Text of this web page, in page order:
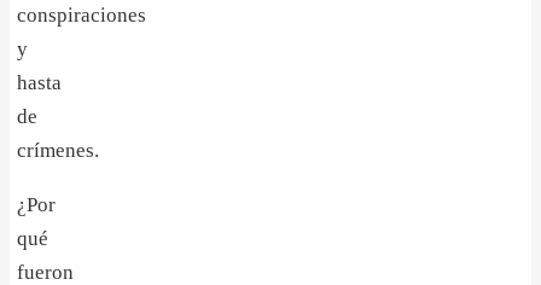
conspiraciones
y
hasta
de
crímenes.
¿Por
qué
fueron